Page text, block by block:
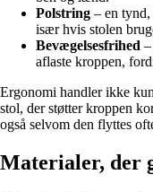
Polstring – en
især hvis stolen
Bevægelsesfrihed
aflaste kroppen,
Ergonomi handler ikke
stol, der støtter kroppen
også selvom den flyttes
Materialer, der